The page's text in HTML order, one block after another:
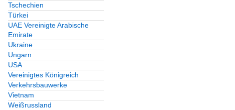
Tschechien
Türkei
UAE Vereinigte Arabische
Emirate
Ukraine
Ungarn
USA
Vereinigtes Königreich
Verkehrsbauwerke
Vietnam
Weißrussland